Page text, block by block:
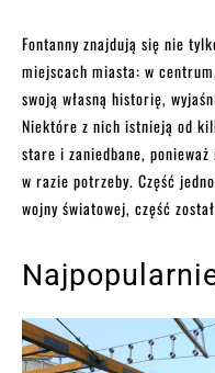
Fontanny znajdują się nie
miejscach miasta: w
swoją własną historię,
Niektóre z nich istnieją od
stare i zaniedbane,
w razie potrzeby. Część
wojny światowej, część